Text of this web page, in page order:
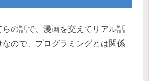
らの話で、漫画を交えてリアル話
なので、プログラミングとは関係